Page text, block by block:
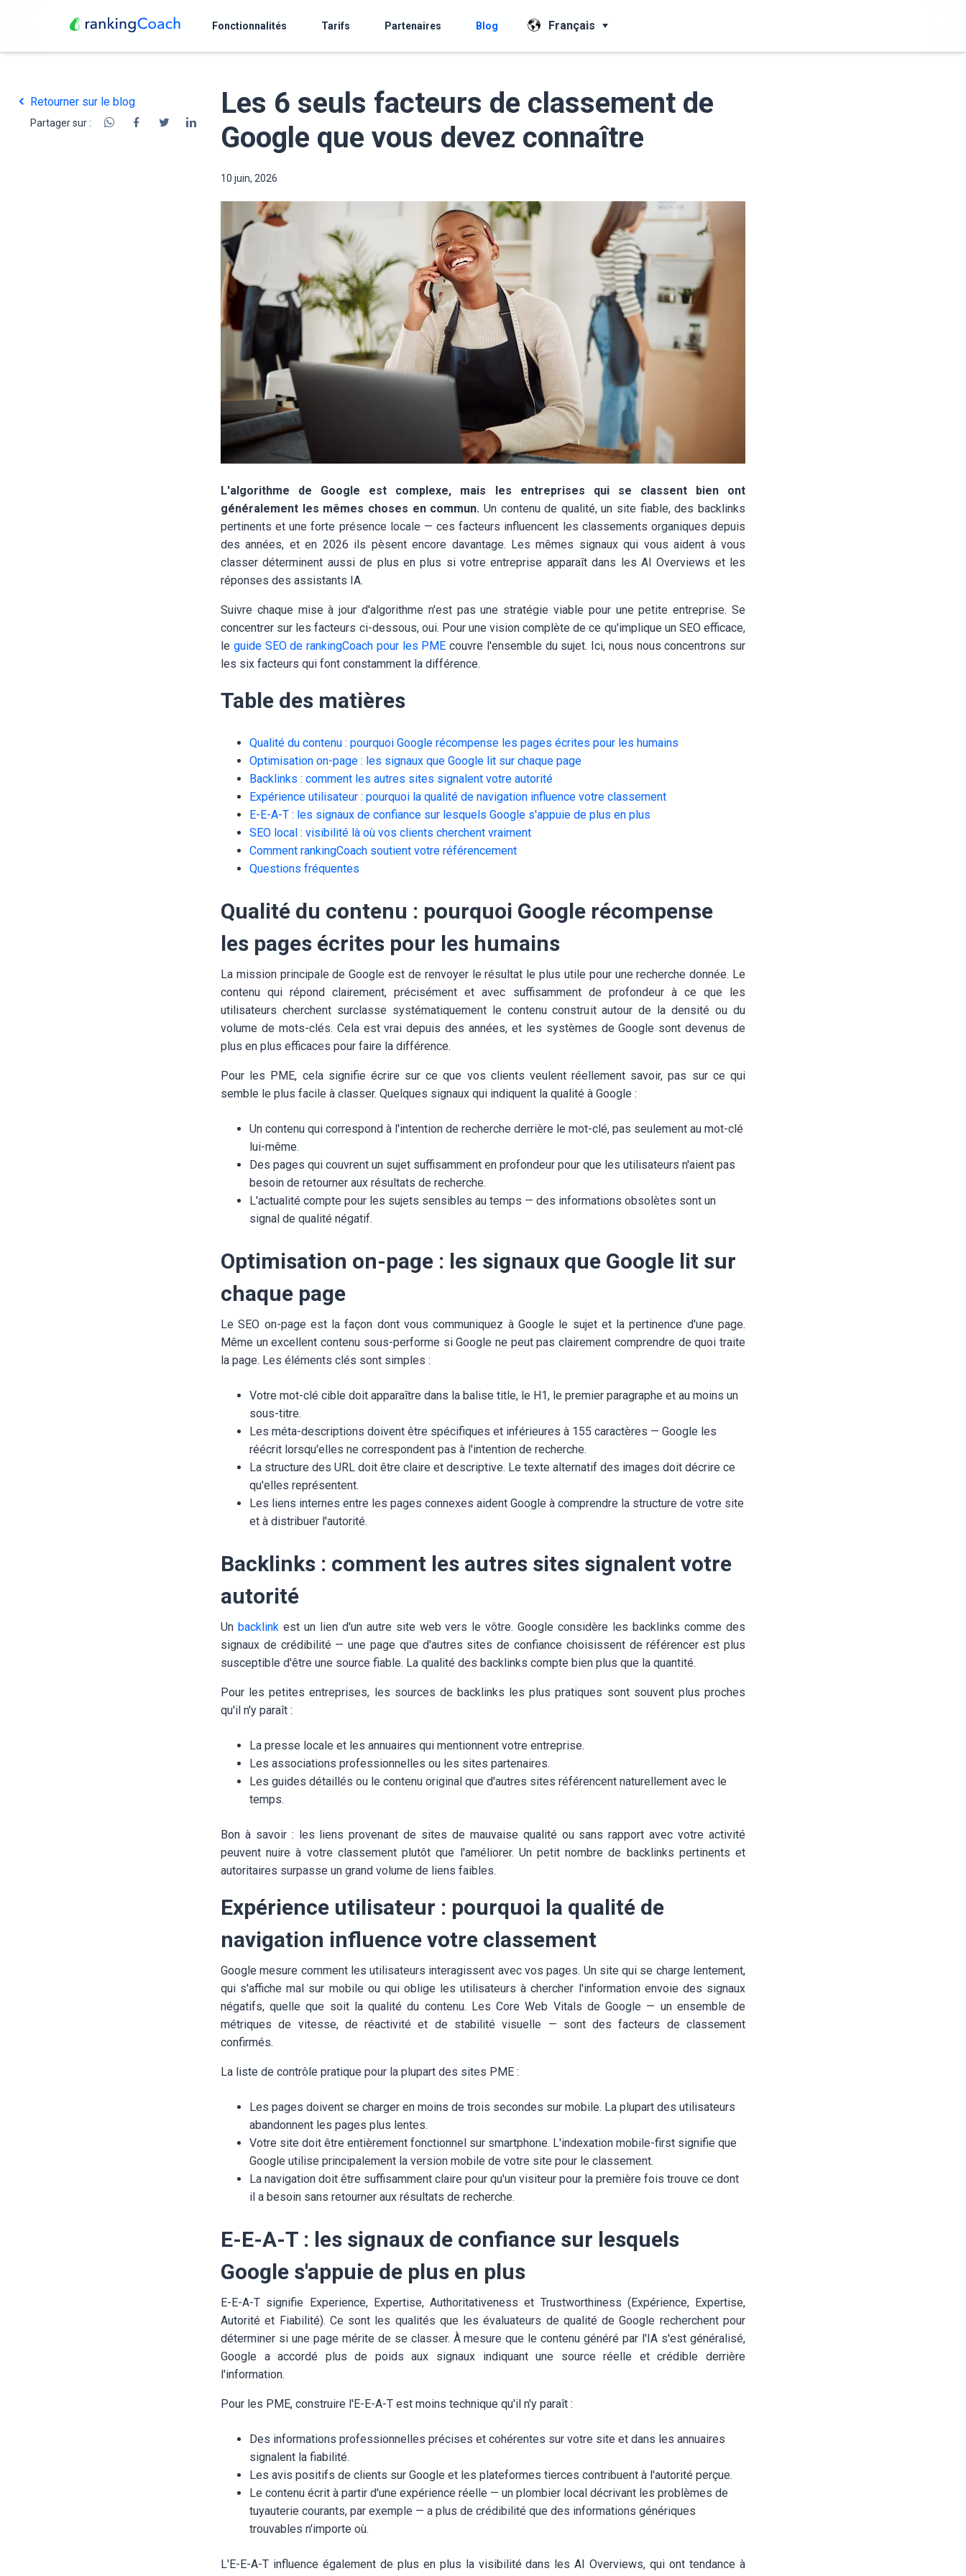
Fonctionnalités Tarifs Partenaires Blog Français
Retourner sur le blog
Partager sur :
Les 6 seuls facteurs de classement de
Google que vous devez connaître
10 juin, 2026
L'algorithme de Google est complexe, mais les entreprises qui se classent bien ont
généralement les mêmes choses en commun. Un contenu de qualité, un site fiable, des backlinks
pertinents et une forte présence locale — ces facteurs influencent les classements organiques depuis
des années, et en 2026 ils pèsent encore davantage. Les mêmes signaux qui vous aident à vous
classer déterminent aussi de plus en plus si votre entreprise apparaît dans les AI Overviews et les
réponses des assistants IA.
Suivre chaque mise à jour d'algorithme n'est pas une stratégie viable pour une petite entreprise. Se
concentrer sur les facteurs ci-dessous, oui. Pour une vision complète de ce qu'implique un SEO efficace,
le guide SEO de rankingCoach pour les PME couvre l'ensemble du sujet. Ici, nous nous concentrons sur
les six facteurs qui font constamment la différence.
Table des matières
Qualité du contenu : pourquoi Google récompense les pages écrites pour les humains
Optimisation on-page : les signaux que Google lit sur chaque page
Backlinks : comment les autres sites signalent votre autorité
Expérience utilisateur : pourquoi la qualité de navigation influence votre classement
E-E-A-T : les signaux de confiance sur lesquels Google s'appuie de plus en plus
SEO local : visibilité là où vos clients cherchent vraiment
Comment rankingCoach soutient votre référencement
Questions fréquentes
Qualité du contenu : pourquoi Google récompense
les pages écrites pour les humains
La mission principale de Google est de renvoyer le résultat le plus utile pour une recherche donnée. Le
contenu qui répond clairement, précisément et avec suffisamment de profondeur à ce que les
utilisateurs cherchent surclasse systématiquement le contenu construit autour de la densité ou du
volume de mots-clés. Cela est vrai depuis des années, et les systèmes de Google sont devenus de
plus en plus efficaces pour faire la différence.
Pour les PME, cela signifie écrire sur ce que vos clients veulent réellement savoir, pas sur ce qui
semble le plus facile à classer. Quelques signaux qui indiquent la qualité à Google :
Un contenu qui correspond à l'intention de recherche derrière le mot-clé, pas seulement au mot-clé
lui-même.
Des pages qui couvrent un sujet suffisamment en profondeur pour que les utilisateurs n'aient pas
besoin de retourner aux résultats de recherche.
L'actualité compte pour les sujets sensibles au temps — des informations obsolètes sont un
signal de qualité négatif.
Optimisation on-page : les signaux que Google lit sur
chaque page
Le SEO on-page est la façon dont vous communiquez à Google le sujet et la pertinence d'une page.
Même un excellent contenu sous-performe si Google ne peut pas clairement comprendre de quoi traite
la page. Les éléments clés sont simples :
Votre mot-clé cible doit apparaître dans la balise title, le H1, le premier paragraphe et au moins un
sous-titre.
Les méta-descriptions doivent être spécifiques et inférieures à 155 caractères — Google les
réécrit lorsqu'elles ne correspondent pas à l'intention de recherche.
La structure des URL doit être claire et descriptive. Le texte alternatif des images doit décrire ce
qu'elles représentent.
Les liens internes entre les pages connexes aident Google à comprendre la structure de votre site
et à distribuer l'autorité.
Backlinks : comment les autres sites signalent votre
autorité
Un backlinkest un lien d'un autre site web vers le vôtre. Google considère les backlinks comme des
signaux de crédibilité — une page que d'autres sites de confiance choisissent de référencer est plus
susceptible d'être une source fiable. La qualité des backlinks compte bien plus que la quantité.
Pour les petites entreprises, les sources de backlinks les plus pratiques sont souvent plus proches
qu'il n'y paraît :
La presse locale et les annuaires qui mentionnent votre entreprise.
Les associations professionnelles ou les sites partenaires.
Les guides détaillés ou le contenu original que d'autres sites référencent naturellement avec le
temps.
Bon à savoir : les liens provenant de sites de mauvaise qualité ou sans rapport avec votre activité
peuvent nuire à votre classement plutôt que l'améliorer. Un petit nombre de backlinks pertinents et
autoritaires surpasse un grand volume de liens faibles.
Expérience utilisateur : pourquoi la qualité de
navigation influence votre classement
Google mesure comment les utilisateurs interagissent avec vos pages. Un site qui se charge lentement,
qui s'affiche mal sur mobile ou qui oblige les utilisateurs à chercher l'information envoie des signaux
négatifs, quelle que soit la qualité du contenu. Les Core Web Vitals de Google — un ensemble de
métriques de vitesse, de réactivité et de stabilité visuelle — sont des facteurs de classement
confirmés.
La liste de contrôle pratique pour la plupart des sites PME :
Les pages doivent se charger en moins de trois secondes sur mobile. La plupart des utilisateurs
abandonnent les pages plus lentes.
Votre site doit être entièrement fonctionnel sur smartphone. L'indexation mobile-first signifie que
Google utilise principalement la version mobile de votre site pour le classement.
La navigation doit être suffisamment claire pour qu'un visiteur pour la première fois trouve ce dont
il a besoin sans retourner aux résultats de recherche.
E-E-A-T : les signaux de confiance sur lesquels
Google s'appuie de plus en plus
E-E-A-T signifie Experience, Expertise, Authoritativeness et Trustworthiness (Expérience, Expertise,
Autorité et Fiabilité). Ce sont les qualités que les évaluateurs de qualité de Google recherchent pour
déterminer si une page mérite de se classer. À mesure que le contenu généré par l'IA s'est généralisé,
Google a accordé plus de poids aux signaux indiquant une source réelle et crédible derrière
l'information.
Pour les PME, construire l'E-E-A-T est moins technique qu'il n'y paraît :
Des informations professionnelles précises et cohérentes sur votre site et dans les annuaires
signalent la fiabilité.
Les avis positifs de clients sur Google et les plateformes tierces contribuent à l'autorité perçue.
Le contenu écrit à partir d'une expérience réelle — un plombier local décrivant les problèmes de
tuyauterie courants, par exemple — a plus de crédibilité que des informations génériques
trouvables n'importe où.
L'E-E-A-T influence également de plus en plus la visibilité dans les AI Overviews, qui ont tendance à